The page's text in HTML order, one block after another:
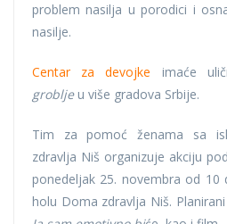
problem nasilja u porodici i
nasilje.
Centar za devojke imaće
grobljeu više gradova Srbije.
Tim za pomoć ženama sa
zdravlja Niš organizuje akciju
ponedeljak 25. novembra od
holu Doma zdravlja Niš.